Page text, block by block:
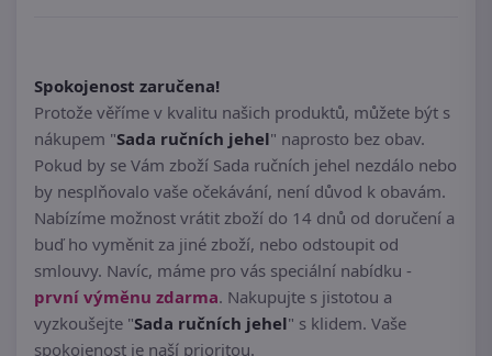
Spokojenost zaručena!
Protože věříme v kvalitu našich produktů, můžete být s
nákupem "Sada ručních jehel" naprosto bez obav.
Pokud by se Vám zboží Sada ručních jehel nezdálo nebo
by nesplňovalo vaše očekávání, není důvod k obavám.
Nabízíme možnost vrátit zboží do 14 dnů od doručení a
buď ho vyměnit za jiné zboží, nebo odstoupit od
smlouvy. Navíc, máme pro vás speciální nabídku -
první výměnu zdarma. Nakupujte s jistotou a
vyzkoušejte "Sada ručních jehel" s klidem. Vaše
spokojenost je naší prioritou.